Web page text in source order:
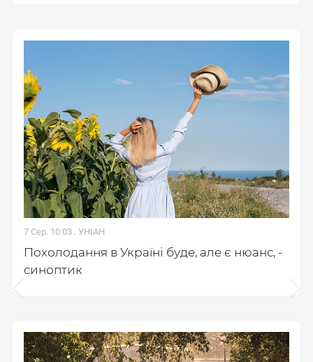
7 Сер. 10:03 . УНІАН
Похолодання в Україні буде, але є нюанс, -
синоптик